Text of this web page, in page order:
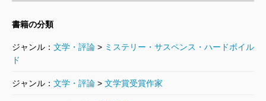
書籍の分類
ジャンル： 文学・評論 > ミステリー・サスペンス・ハードボイル
ド
ジャンル： 文学・評論 > 文学賞受賞作家